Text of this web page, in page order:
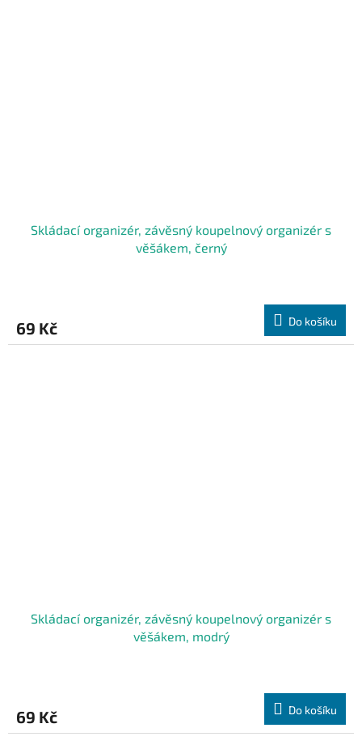
Skládací organizér, závěsný koupelnový organizér s
věšákem, černý
69 Kč Do košíku
Skládací organizér, závěsný koupelnový organizér s
věšákem, modrý
69 Kč Do košíku